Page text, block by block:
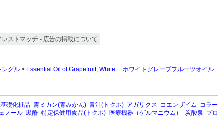
レストマッチ - 広告の掲載について
ングル > Essential Oil of Grapefruit, White ホワイトグレープフルーツオイル
基礎化粧品 青ミカン(青みかん) 青汁(トクホ) アガリクス コエンザイム コラー
ノール 黒酢 特定保健用食品(トクホ) 医療機器（ゲルマニウム） 炭酸泉 プロ